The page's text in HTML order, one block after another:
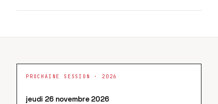
PROCHAINE SESSION · 2026
jeudi 26 novembre 2026